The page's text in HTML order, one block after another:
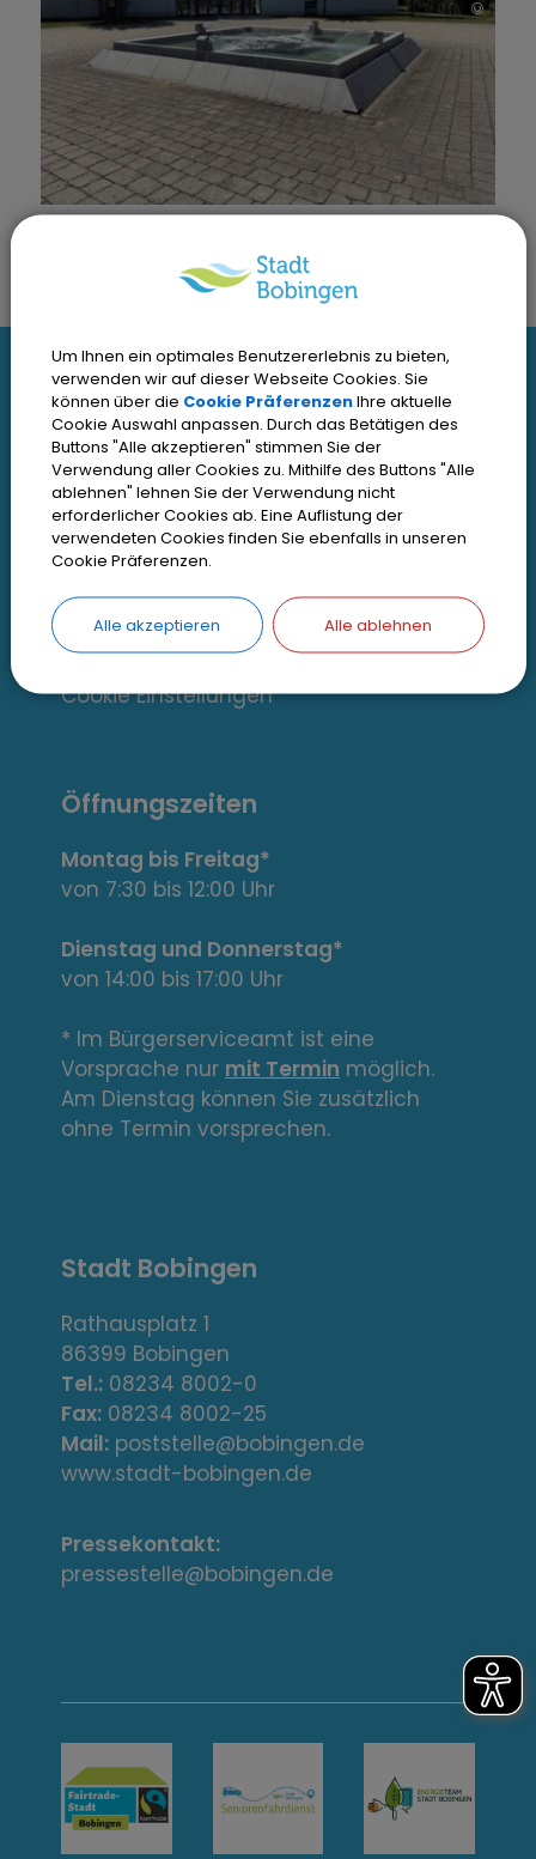
I
n
t
e
r
e
s
s
n
t
e
L
i
n
k
s
A
d
r
e
s
s
e
/
n
t
a
Interessante Links
Kontakt
Inhaltsverzeichnis
Impressum
Datenschutz
Zugangseröffnung
Erklärung zur Barrierefreiheit
Cookie Einstellungen
Öffnungszeiten
Montag bis Freitag*
von 7:30 bis 12:00 Uhr
Dienstag und Donnerstag*
von 14:00 bis 17:00 Uhr
* Im Bürgerserviceamt ist eine
Vorsprache nur mit Termin möglich.
Am Dienstag können Sie zusätzlich
ohne Termin vorsprechen.
Stadt Bobingen
Rathausplatz 1
86399 Bobingen
Tel.: 08234 8002-0
Fax: 08234 8002-25
Mail: poststelle@bobingen.de
www.stadt-bobingen.de
Pressekontakt:
pressestelle@bobingen.de
Um Ihnen ein optimales Benutzererlebnis zu bieten,
verwenden wir auf dieser Webseite Cookies. Sie
können über die Cookie PräferenzenIhre aktuelle
Cookie Auswahl anpassen. Durch das Betätigen des
Buttons "Alle akzeptieren" stimmen Sie der
Verwendung aller Cookies zu. Mithilfe des Buttons "Alle
ablehnen" lehnen Sie der Verwendung nicht
erforderlicher Cookies ab. Eine Auflistung der
verwendeten Cookies finden Sie ebenfalls in unseren
Cookie Präferenzen.
Alle akzeptieren Alle ablehnen